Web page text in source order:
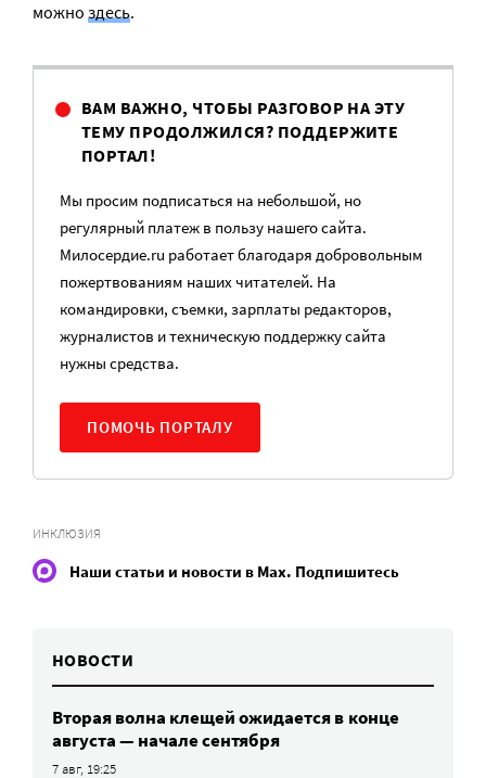
можно здесь.
ВАМ ВАЖНО, ЧТОБЫ РАЗГОВОР НА ЭТУ
ТЕМУ ПРОДОЛЖИЛСЯ? ПОДДЕРЖИТЕ
ПОРТАЛ!
Мы просим подписаться на небольшой, но
регулярный платеж в пользу нашего сайта.
Милосердие.ru работает благодаря добровольным
пожертвованиям наших читателей. На
командировки, съемки, зарплаты редакторов,
журналистов и техническую поддержку сайта
нужны средства.
ПОМОЧЬ ПОРТАЛУ
ИНКЛЮЗИЯ
Наши статьи и новости в Max. Подпишитесь
НОВОСТИ
Вторая волна клещей ожидается в конце
августа — начале сентября
7 авг, 19:25